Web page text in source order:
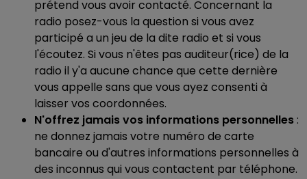
prétend vous avoir contacté. Concernant la
radio posez-vous la question si vous avez
participé a un jeu de la dite radio et si vous
l'écoutez. Si vous n'êtes pas auditeur(rice) de la
radio il y'a aucune chance que cette dernière
vous appelle sans que vous ayez consenti à
laisser vos coordonnées.
N'offrez jamais vos informations personnelles :
ne donnez jamais votre numéro de carte
bancaire ou d'autres informations personnelles à
des inconnus qui vous contactent par téléphone.